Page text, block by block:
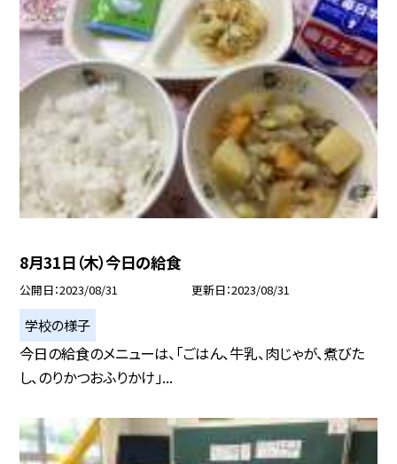
8月31日（木）今日の給食
公開日 2023/08/31 更新日 2023/08/31
学校の様子
今日の給食のメニューは、「ごはん、牛乳、肉じゃが、煮びた
し、のりかつおふりかけ」...